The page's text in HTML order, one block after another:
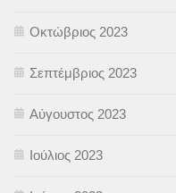
Οκτώβριος 2023
Σεπτέμβριος 2023
Αύγουστος 2023
Ιούλιος 2023